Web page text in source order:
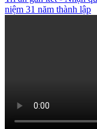
niệm 31 năm thành lập